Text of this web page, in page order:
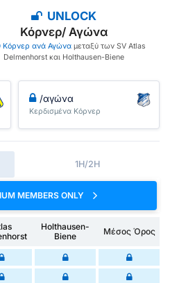
UNLOCK
Κόρνερ/ Αγώνα
ανά Αγώνα μεταξύ των SV Atlas
Delmenhorst και Holthausen-Biene
/αγώνα
Κερδισμένα Κόρνερ
1H/2H
MEMBERS ONLY
Holthausen-
Biene
Μέσος Όρος